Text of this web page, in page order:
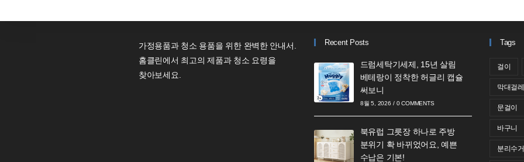
가정용품과 청소 용품을 위한 완벽한 안내서.
홈클린에서 최고의 제품과 청소 요령을
찾아보세요.
Recent Posts
드럼세탁기세제, 15년 살림
베테랑이 정착한 허글리 캡슐
써보니
8월 5, 2026 / 0 COMMENTS
북유럽 그릇장 하나로 주방
분위기 확 바뀌었어요, 예쁜
수납은 기본!
Tags
걸이
막대걸레
문걸이
바구니
분리수